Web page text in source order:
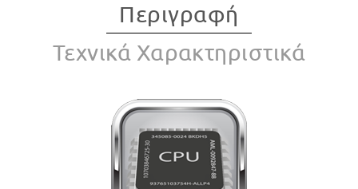
Περιγραφή
Τεχνικά Χαρακτηριστικά